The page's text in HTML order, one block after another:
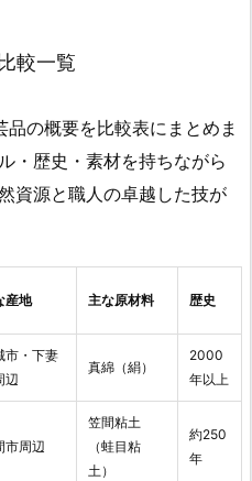
較一覧
の概要を比較表にまとめま
・歴史・素材を持ちながら
資源と職人の卓越した技が
産地 主な原材料 歴史
市・下妻
辺
真綿（絹）
2000
年以上
市周辺
笠間粘土
（蛙目粘
土）
約250
年